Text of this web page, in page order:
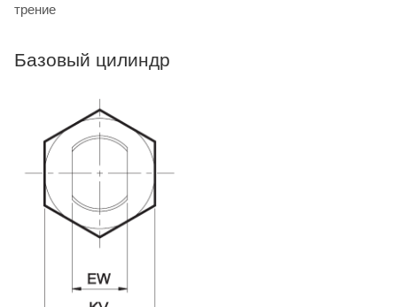
трение
Базовый цилиндр